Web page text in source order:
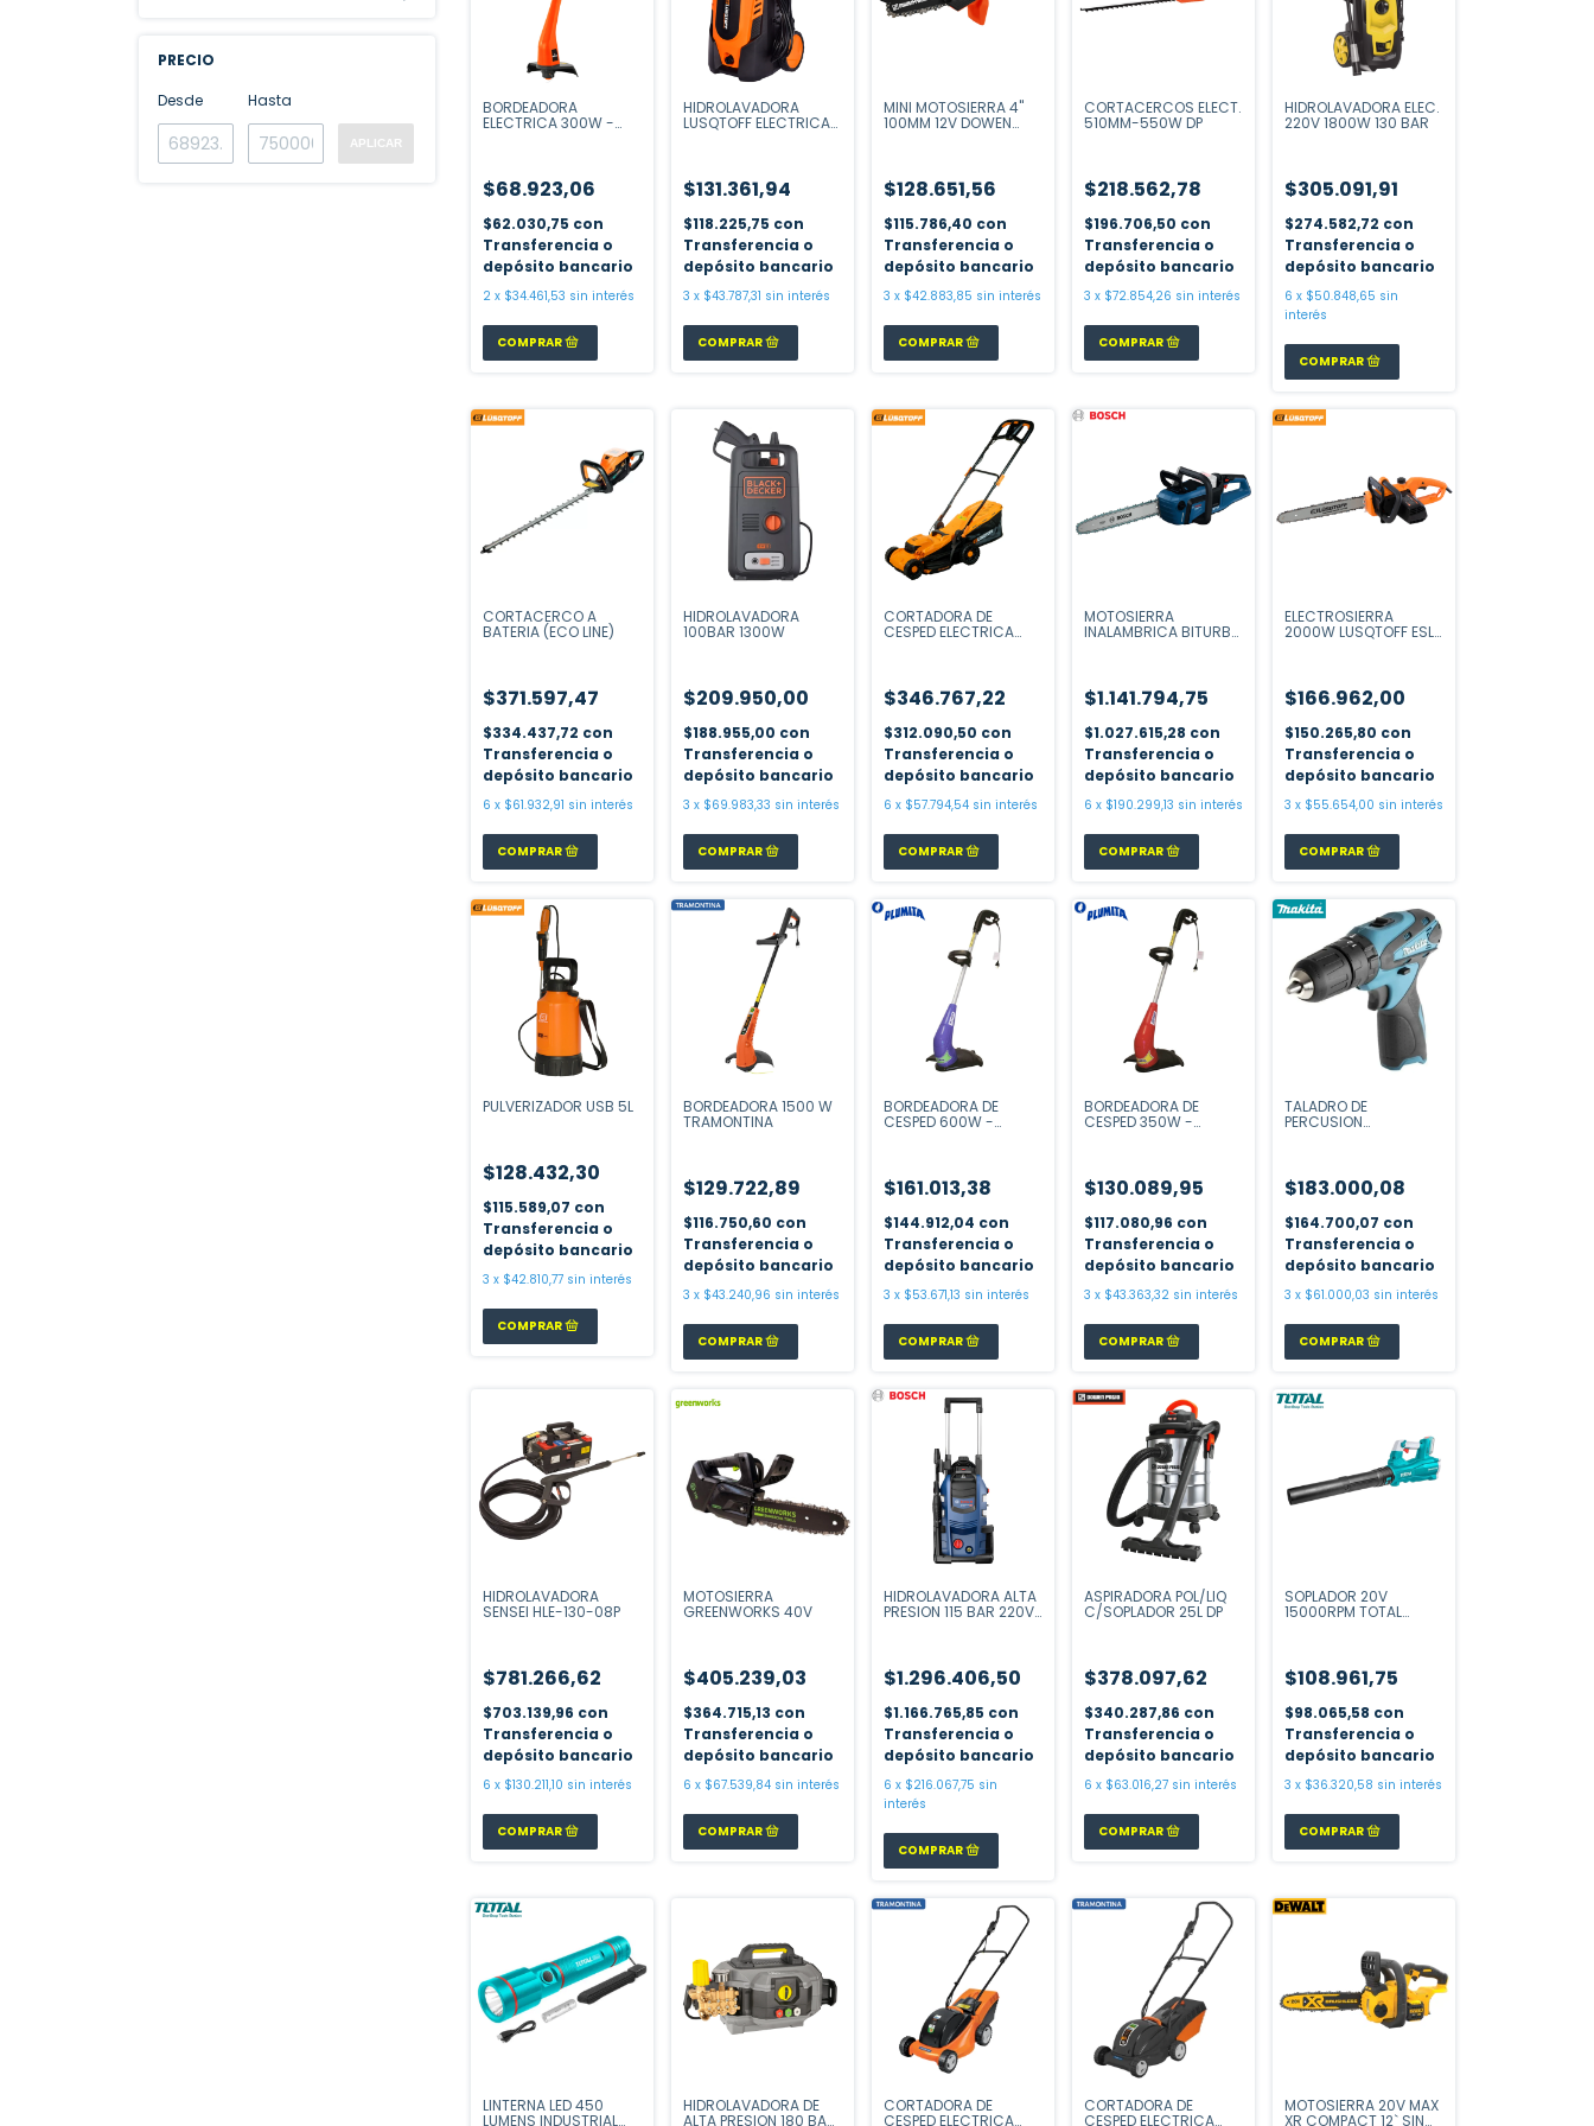
PRECIO
Desde
Hasta
APLICAR
BORDEADORA
ELECTRICA 300W -
$68.923,06
$62.030,75 con
Transferencia o
depósito bancario
2 x $34.461,53 sin interés
HIDROLAVADORA
LUSQTOFF ELECTRICA
$131.361,94
$118.225,75 con
Transferencia o
depósito bancario
3 x $43.787,31 sin interés
MINI MOTOSIERRA 4"
100MM 12V DOWEN
$128.651,56
$115.786,40 con
Transferencia o
depósito bancario
3 x $42.883,85 sin interés
CORTACERCOS ELECT.
510MM-550W DP
$218.562,78
$196.706,50 con
Transferencia o
depósito bancario
3 x $72.854,26 sin interés
HIDROLAVADORA ELEC.
220V 1800W 130 BAR
$305.091,91
$274.582,72 con
Transferencia o
depósito bancario
6 x $50.848,65 sin
interés
CORTACERCO A
BATERIA (ECO LINE)
$371.597,47
$334.437,72 con
Transferencia o
depósito bancario
6 x $61.932,91 sin interés
HIDROLAVADORA
100BAR 1300W
$209.950,00
$188.955,00 con
Transferencia o
depósito bancario
3 x $69.983,33 sin interés
CORTADORA DE
CESPED ELECTRICA
$346.767,22
$312.090,50 con
Transferencia o
depósito bancario
6 x $57.794,54 sin interés
MOTOSIERRA
INALAMBRICA BITURBO
$1.141.794,75
$1.027.615,28 con
Transferencia o
depósito bancario
6 x $190.299,13 sin interés
ELECTROSIERRA
2000W LUSQTOFF ESL-
$166.962,00
$150.265,80 con
Transferencia o
depósito bancario
3 x $55.654,00 sin interés
PULVERIZADOR USB 5L
$128.432,30
$115.589,07 con
Transferencia o
depósito bancario
3 x $42.810,77 sin interés
BORDEADORA 1500 W
TRAMONTINA
$129.722,89
$116.750,60 con
Transferencia o
depósito bancario
3 x $43.240,96 sin interés
BORDEADORA DE
CESPED 600W -
$161.013,38
$144.912,04 con
Transferencia o
depósito bancario
3 x $53.671,13 sin interés
BORDEADORA DE
CESPED 350W -
$130.089,95
$117.080,96 con
Transferencia o
depósito bancario
3 x $43.363,32 sin interés
TALADRO DE
PERCUSION
$183.000,08
$164.700,07 con
Transferencia o
depósito bancario
3 x $61.000,03 sin interés
HIDROLAVADORA
SENSEI HLE-130-08P
$781.266,62
$703.139,96 con
Transferencia o
depósito bancario
6 x $130.211,10 sin interés
MOTOSIERRA
GREENWORKS 40V
$405.239,03
$364.715,13 con
Transferencia o
depósito bancario
6 x $67.539,84 sin interés
HIDROLAVADORA ALTA
PRESION 115 BAR 220V
$1.296.406,50
$1.166.765,85 con
Transferencia o
depósito bancario
6 x $216.067,75 sin
interés
ASPIRADORA POL/LIQ
C/SOPLADOR 25L DP
$378.097,62
$340.287,86 con
Transferencia o
depósito bancario
6 x $63.016,27 sin interés
SOPLADOR 20V
15000RPM TOTAL
$108.961,75
$98.065,58 con
Transferencia o
depósito bancario
3 x $36.320,58 sin interés
LINTERNA LED 450
LUMENS INDUSTRIAL
HIDROLAVADORA DE
ALTA PRESION 180 BAR
CORTADORA DE
CESPED ELECTRICA
CORTADORA DE
CESPED ELECTRICA
MOTOSIERRA 20V MAX
XR COMPACT 12` SIN